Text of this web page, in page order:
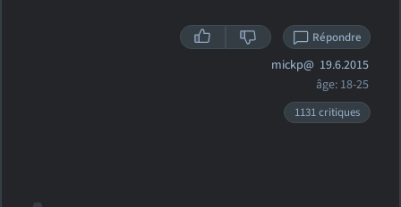
Répondre
mickp@ 19.6.2015
âge: 18-25
1131 critiques